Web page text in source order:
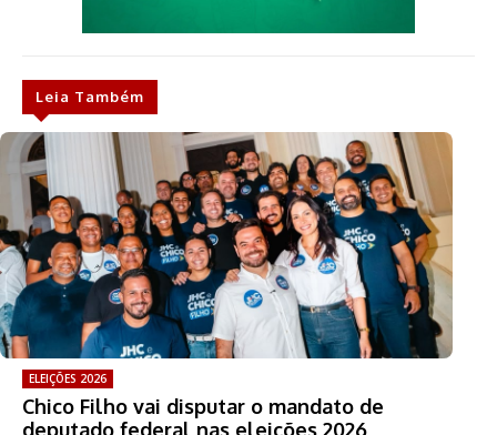
Leia Também
ELEIÇÕES 2026
Chico Filho vai disputar o mandato de
deputado federal nas eleições 2026